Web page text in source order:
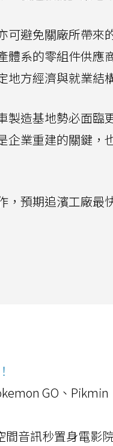
可避免關廠所帶來
體系的零組件供應
地方經濟與就業結
製造基地勢必面臨
企業重建的關鍵，
，預期追濱工廠最
GO、Pikmin
間音訊秒置身電影